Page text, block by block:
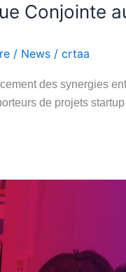
Conjointe
/ News / crtaa
des synergies
de projets